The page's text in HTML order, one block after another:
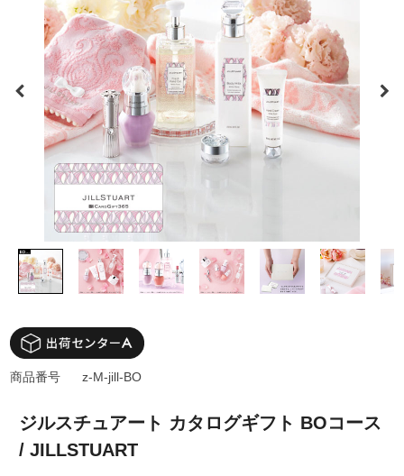
ジルスチュアート カタログギフト BOコース
/ JILLSTUART
商品番号 z-M-jill-BO